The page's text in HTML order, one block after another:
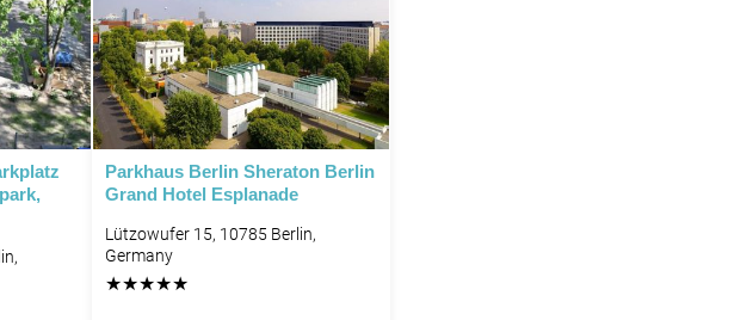
Parkhaus Berlin Sheraton Berlin
Grand Hotel Esplanade
Lützowufer 15, 10785 Berlin,
Germany
★★★★★